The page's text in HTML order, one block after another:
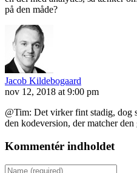
på den måde?
Jacob Kildebogaard
nov 12, 2018 at 9:00 pm
@Tim: Det virker fint stadig, dog
den kodeversion, der matcher
Kommentér indholdet